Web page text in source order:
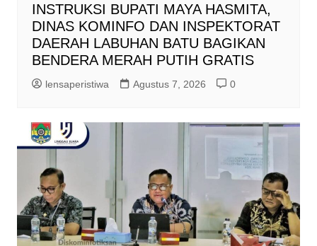
INSTRUKSI BUPATI MAYA HASMITA,
DINAS KOMINFO DAN INSPEKTORAT
DAERAH LABUHAN BATU BAGIKAN
BENDERA MERAH PUTIH GRATIS
lensaperistiwa Agustus 7, 2026 0